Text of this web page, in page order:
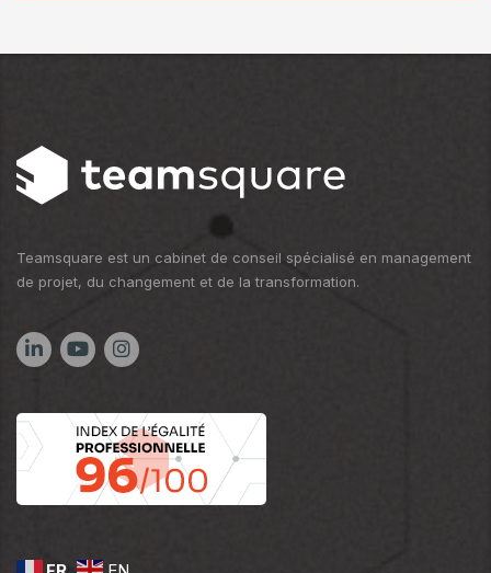
Teamsquare est un cabinet de conseil spécialisé en management
de projet, du changement et de la transformation.